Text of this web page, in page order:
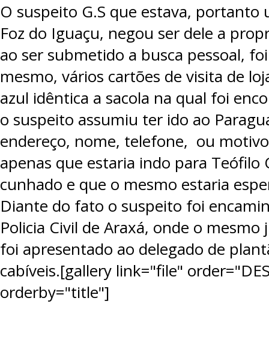
O suspeito G.S que estava, portanto
Foz do Iguaçu, negou ser dele a
ao ser submetido a busca pessoal,
mesmo, vários cartões de visita de
azul idêntica a sacola na qual foi
o suspeito assumiu ter ido ao
endereço, nome, telefone, ou
apenas que estaria indo para
cunhado e que o mesmo estaria
Diante do fato o suspeito foi
Policia Civil de Araxá, onde o
foi apresentado ao delegado de
cabíveis.[gallery link="file"
orderby="title"]